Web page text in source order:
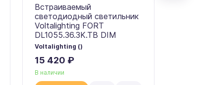
Встраиваемый
светодиодный светильник
Voltalighting FORT
DL1055.36.3K.TB DIM
Voltalighting ()
15 420 ₽
В наличии